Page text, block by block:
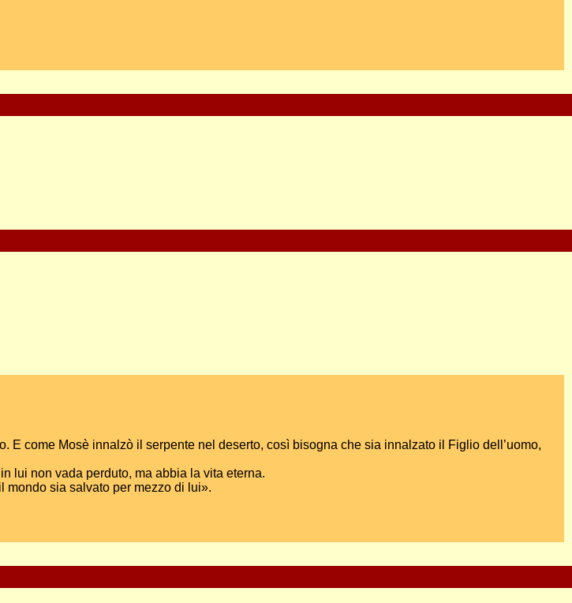
come Mosè innalzò il serpente nel deserto, così bisogna che sia innalzato il Figlio dell’uomo,
lui non vada perduto, ma abbia la vita eterna.
mondo sia salvato per mezzo di lui».